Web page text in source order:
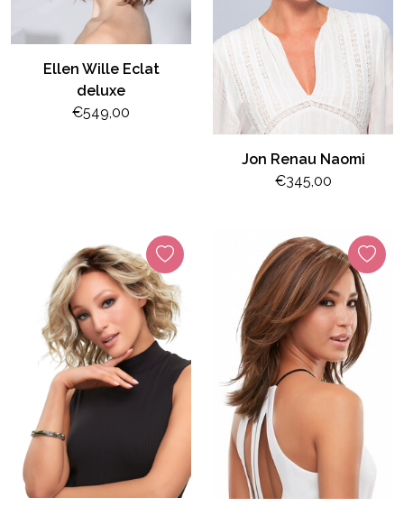
Ellen Wille Eclat
deluxe
€549,00
Jon Renau Naomi
€345,00